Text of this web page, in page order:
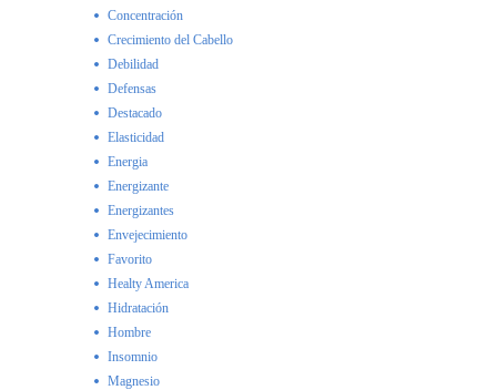
Concentración
Crecimiento del Cabello
Debilidad
Defensas
Destacado
Elasticidad
Energia
Energizante
Energizantes
Envejecimiento
Favorito
Healty America
Hidratación
Hombre
Insomnio
Magnesio